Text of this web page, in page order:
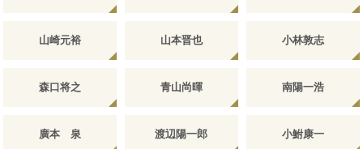
山崎元裕 山本晋也 小林敦志
森口将之 青山尚暉 南陽一浩
廣本 泉 渡辺陽一郎 小鮒康一